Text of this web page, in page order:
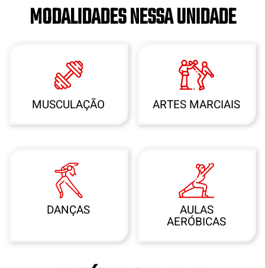
MODALIDADES NESSA UNIDADE
MUSCULAÇÃO ARTES MARCIAIS
DANÇAS AULAS
AERÓBICAS